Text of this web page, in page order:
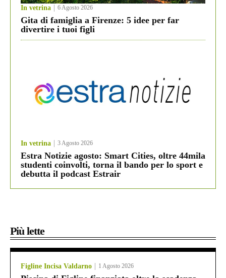
In vetrina 6 Agosto 2026
Gita di famiglia a Firenze: 5 idee per far
divertire i tuoi figli
In vetrina 3 Agosto 2026
Estra Notizie agosto: Smart Cities, oltre 44mila
studenti coinvolti, torna il bando per lo sport e
debutta il podcast Estrair
Più lette
Figline Incisa Valdarno 1 Agosto 2026